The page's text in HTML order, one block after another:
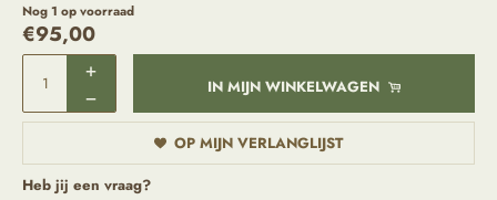
Nog 1 op voorraad
€95,00
IN MIJN WINKELWAGEN
OP MIJN VERLANGLIJST
Heb jij een vraag?